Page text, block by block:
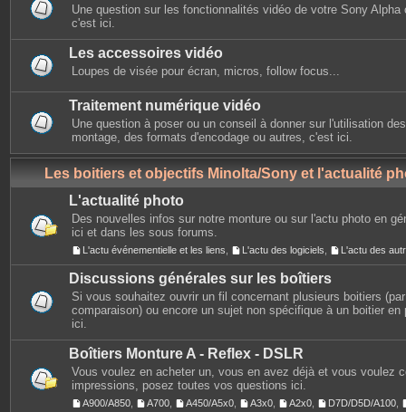
Une question sur les fonctionnalités vidéo de votre Sony Alpha
c'est ici.
Les accessoires vidéo
Loupes de visée pour écran, micros, follow focus...
Traitement numérique vidéo
Une question à poser ou un conseil à donner sur l'utilisation
montage, des formats d'encodage ou autres, c'est ici.
Les boitiers et objectifs Minolta/Sony et l'actualité
L'actualité photo
Des nouvelles infos sur notre monture ou sur l'actu photo en
ici et dans les sous forums.
L'actu événementielle et les liens L'actu des logiciels L'actu des
Discussions générales sur les boîtiers
Si vous souhaitez ouvrir un fil concernant plusieurs boitiers
comparaison) ou encore un sujet non spécifique à un boitier en
ici.
Boîtiers Monture A - Reflex - DSLR
Vous voulez en acheter un, vous en avez déjà et vous voulez
impressions, posez toutes vos questions ici.
A900/A850 A700 A450/A5x0 A3x0 A2x0 D7D/D5D/A100